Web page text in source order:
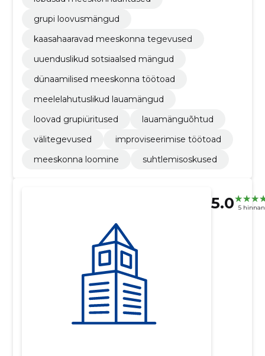
grupi loovusmängud
kaasahaaravad meeskonna tegevused
uuenduslikud sotsiaalsed mängud
dünaamilised meeskonna töötoad
meelelahutuslikud lauamängud
loovad grupiüritused
lauamänguõhtud
välitegevused
improviseerimise töötoad
meeskonna loomine
suhtlemisoskused
5.0 5